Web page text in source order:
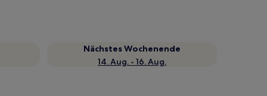
Nächstes Wochenende
14. Aug. - 16. Aug.